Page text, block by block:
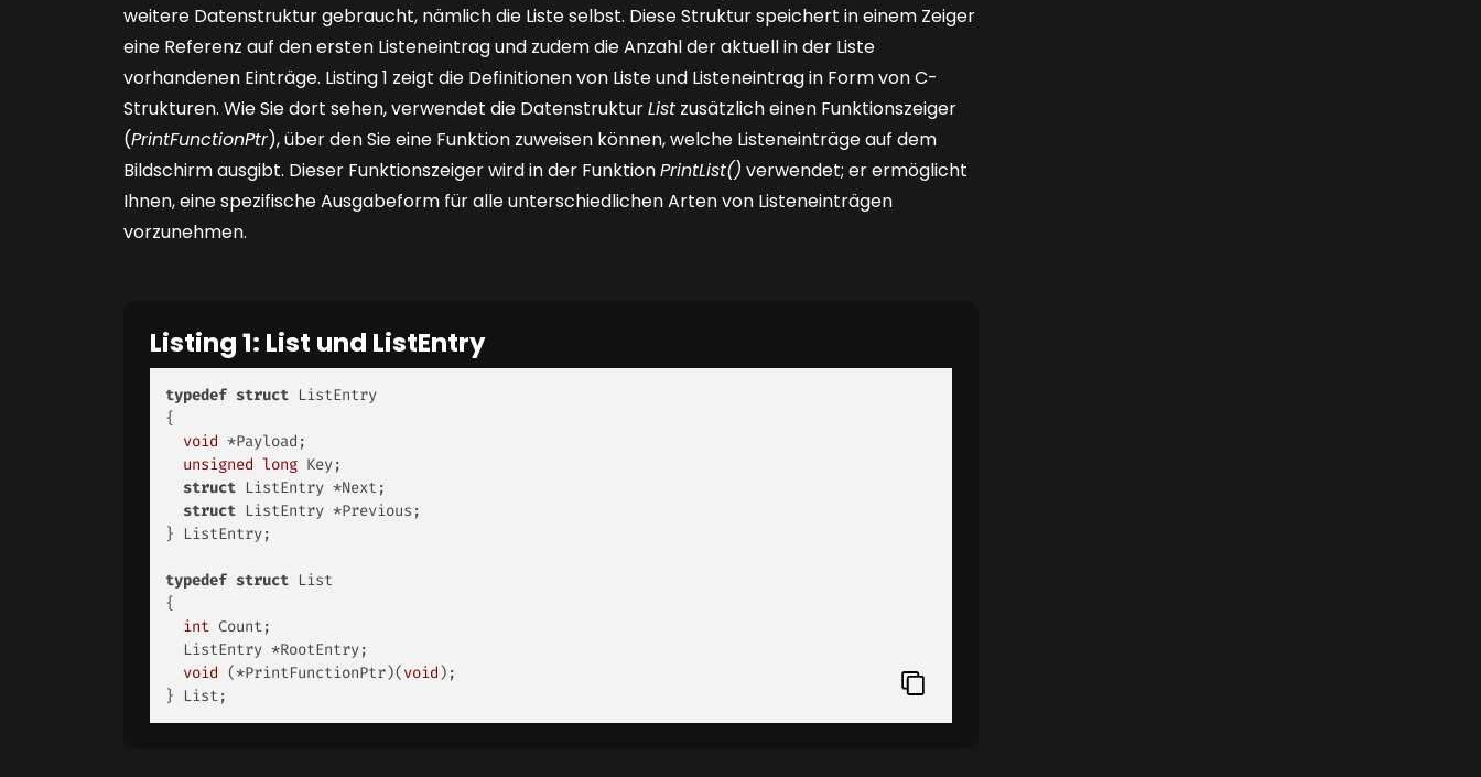
weitere Datenstruktur gebraucht, nämlich die Liste selbst. Diese Struktur speichert in einem Zeiger
eine Referenz auf den ersten Listeneintrag und zudem die Anzahl der aktuell in der Liste
vorhandenen Einträge. Listing 1 zeigt die Definitionen von Liste und Listeneintrag in Form von C-
Strukturen. Wie Sie dort sehen, verwendet die DatenstrukturList zusätzlich einen Funktionszeiger
(PrintFunctionPtr), über den Sie eine Funktion zuweisen können, welche Listeneinträge auf dem
Bildschirm ausgibt. Dieser Funktionszeiger wird in der FunktionPrintList() verwendet; er ermöglicht
Ihnen, eine spezifische Ausgabeform für alle unterschiedlichen Arten von Listeneinträgen
vorzunehmen.
Listing 1: List und ListEntry
typedef struct ListEntry
{
void *Payload;
unsigned long Key;
struct ListEntry *Next;
struct ListEntry *Previous;
} ListEntry;
typedef struct List
{
int Count;
void (*PrintFunctionPtr)(void);
} List;